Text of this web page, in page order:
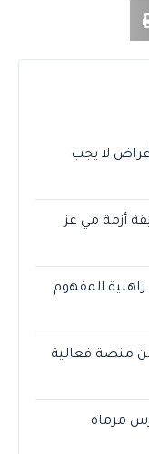
لا يجب
أزمة مي عز
المفهوم
منصة فعالية
مرماه